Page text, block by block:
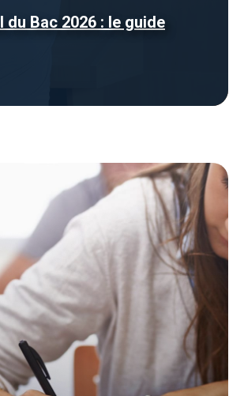
du Bac 2026 : le guide